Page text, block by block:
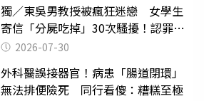
獨／東吳男教授被瘋狂迷戀 女學生
寄信「分屍吃掉」30次騷擾！認罪免
關 2026-07-30
外科醫誤接器官！病患「腸道閉環」
無法排便險死 同行看傻：糟糕至極